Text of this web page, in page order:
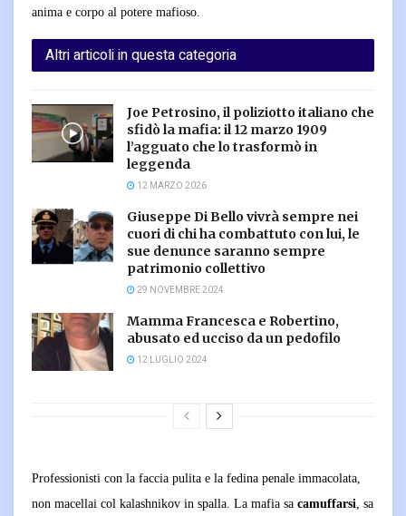
anima e corpo al potere mafioso.
Altri articoli in questa categoria
Joe Petrosino, il poliziotto italiano che
sfidò la mafia: il 12 marzo 1909
l’agguato che lo trasformò in
leggenda
12 MARZO 2026
Giuseppe Di Bello vivrà sempre nei
cuori di chi ha combattuto con lui, le
sue denunce saranno sempre
patrimonio collettivo
29 NOVEMBRE 2024
Mamma Francesca e Robertino,
abusato ed ucciso da un pedofilo
12 LUGLIO 2024
Professionisti con la faccia pulita e la fedina penale immacolata,
non macellai col kalashnikov in spalla. La mafia sa camuffarsi, sa